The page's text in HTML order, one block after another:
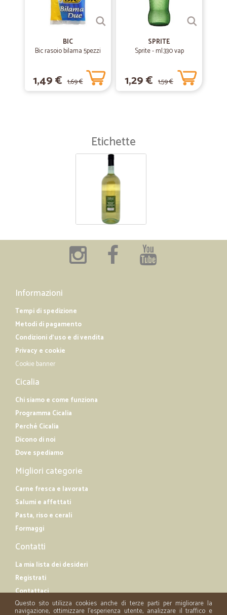
BIC
Bic rasoio bilama 5pezzi
1,49 € 1,69 €
SPRITE
Sprite - ml.330 vap
1,29 € 1,59 €
Etichette
Informazioni
Tempi di spedizione
Metodi di pagamento
Condizioni d'uso e di vendita
Privacy e cookie
Cookie banner
Cicalia
Chi siamo e come funziona
Programma Cicalia
Perché Cicalia
Dicono di noi
Dove spediamo
Migliori categorie
Carne fresca e lavorata
Salumi e affettati
Pasta, riso e cerali
Formaggi
Contatti
La mia lista dei desideri
Registrati
Contattaci
Questo sito utilizza cookies anche di terze parti per migliorare la
navigazione, ottimizzare l'esperienza utente, analizzare il traffico e